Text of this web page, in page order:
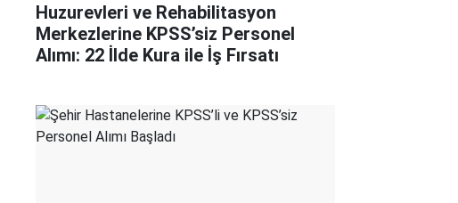
Huzurevleri ve Rehabilitasyon
Merkezlerine KPSS’siz Personel
Alımı: 22 İlde Kura ile İş Fırsatı